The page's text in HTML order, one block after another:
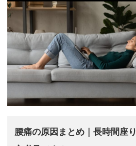
腰痛の原因まとめ｜長時間座